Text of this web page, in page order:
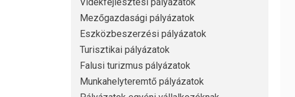
Mezőgazdasági pályázatok
Eszközbeszerzési pályázatok
Turisztikai pályázatok
Falusi turizmus pályázatok
Munkahelyteremtő pályázatok